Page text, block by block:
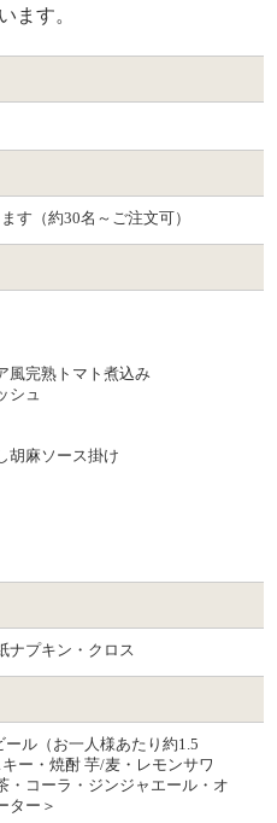
ます。
す（約30名～ご注文可）
完熟トマト煮込み
シュ
麻ソース掛け
ナプキン・クロス
ル（お一人様あたり約1.5
ー・焼酎 芋/麦・レモンサワ
・コーラ・ジンジャエール・オ
ター＞